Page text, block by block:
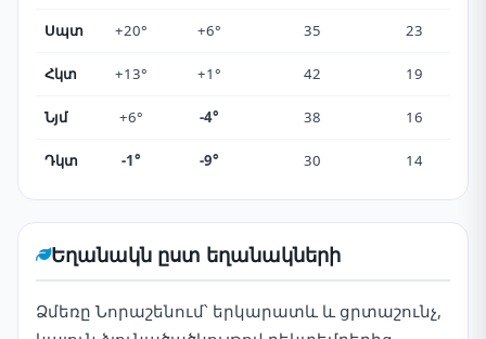
Սպտ +20° +6° 35 23
Հկտ +13° +1° 42 19
Նյմ +6° -4° 38 16
Դկտ -1° -9° 30 14
Եղանակն ըստ եղանակների
Ձմեռը Նորաշենում՝ երկարատև և ցրտաշունչ,